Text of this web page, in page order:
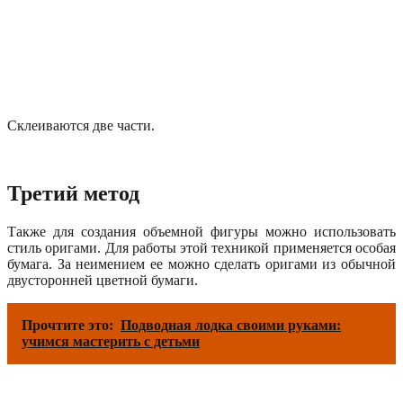
Склеиваются две части.
Третий метод
Также для создания объемной фигуры можно использовать
стиль оригами. Для работы этой техникой применяется особая
бумага. За неимением ее можно сделать оригами из обычной
двусторонней цветной бумаги.
Прочтите это: Подводная лодка своими руками:
учимся мастерить с детьми